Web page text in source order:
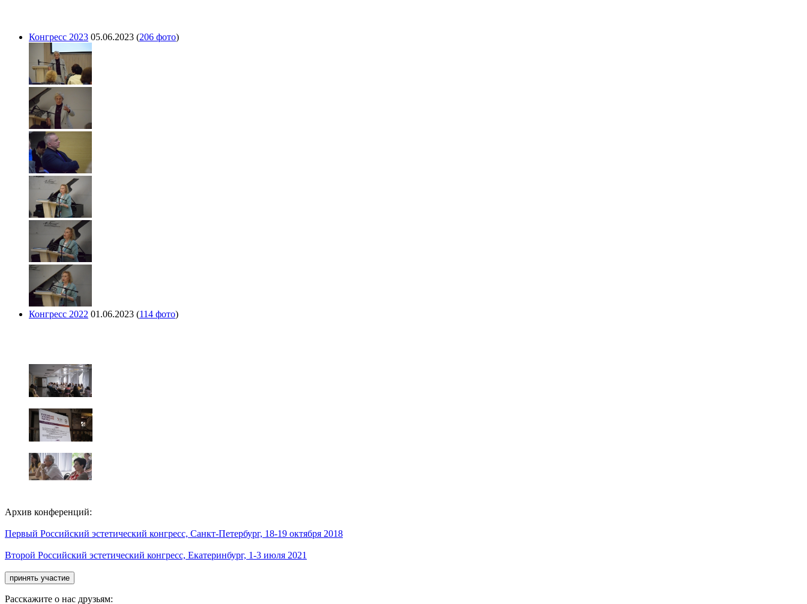
Конгресс 2023 05.06.2023 (206 фото)
Конгресс 2022 01.06.2023 (114 фото)
Архив конференций:
Первый Российский эстетический конгресс, Санкт-Петербург, 18-19 октября 2018
Второй Российский эстетический конгресс, Екатеринбург, 1-3 июля 2021
Расскажите о нас друзьям: